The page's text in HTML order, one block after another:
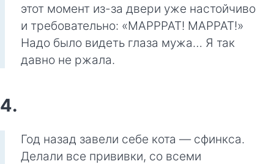
этот момент из-за двери уже настойчиво
и требовательно: «МАРРРАТ! МАРРАТ!»
Надо было видеть глаза мужа… Я так
давно не ржала.
4.
Год назад завели себе кота — сфинкса.
Делали все прививки, со всеми